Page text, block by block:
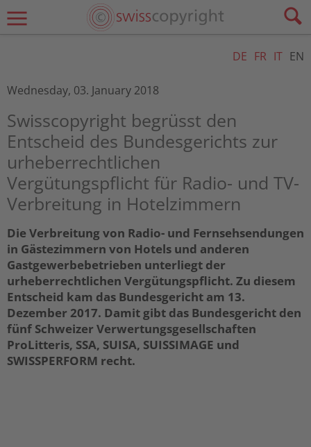
DE FR IT EN
Wednesday, 03. January 2018
Swisscopyright begrüsst den
Entscheid des Bundesgerichts zur
urheberrechtlichen
Vergütungspflicht für Radio- und TV-
Verbreitung in Hotelzimmern
Die Verbreitung von Radio- und Fernsehsendungen
in Gästezimmern von Hotels und anderen
Gastgewerbebetrieben unterliegt der
urheberrechtlichen Vergütungspflicht. Zu diesem
Entscheid kam das Bundesgericht am 13.
Dezember 2017. Damit gibt das Bundesgericht den
fünf Schweizer Verwertungsgesellschaften
ProLitteris, SSA, SUISA, SUISSIMAGE und
SWISSPERFORM recht.